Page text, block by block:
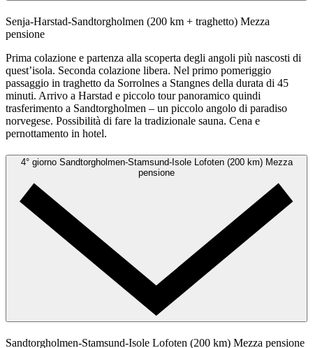
Senja-Harstad-Sandtorgholmen (200 km + traghetto) Mezza
pensione
Prima colazione e partenza alla scoperta degli angoli più nascosti di
quest’isola. Seconda colazione libera. Nel primo pomeriggio
passaggio in traghetto da Sorrolnes a Stangnes della durata di 45
minuti. Arrivo a Harstad e piccolo tour panoramico quindi
trasferimento a Sandtorgholmen – un piccolo angolo di paradiso
norvegese. Possibilità di fare la tradizionale sauna. Cena e
pernottamento in hotel.
4° giorno Sandtorgholmen-Stamsund-Isole Lofoten (200 km) Mezza
pensione
Sandtorgholmen-Stamsund-Isole Lofoten (200 km) Mezza pensione